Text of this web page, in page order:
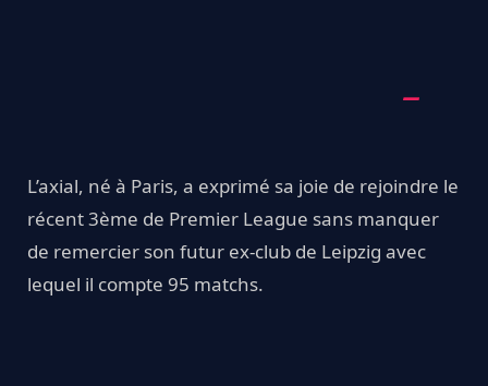
L’axial, né à Paris, a exprimé sa joie de rejoindre le
récent 3ème de Premier League sans manquer
de remercier son futur ex-club de Leipzig avec
lequel il compte 95 matchs.